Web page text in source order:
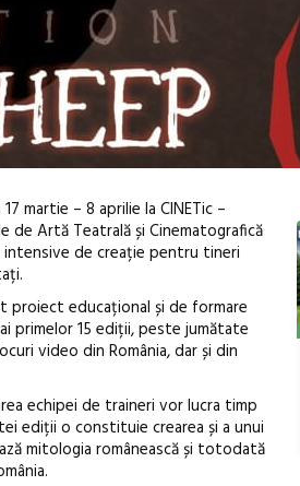
martie – 8 aprilie la CINETic –
de Artă Teatrală și Cinematografică
intensive de creație pentru tineri
proiect educațional și de formare
primelor 15 ediții, peste jumătate
video din România, dar și din
echipei de traineri vor lucra timp
ediții o constituie crearea și a unui
mitologia românească și totodată
Festivalul Cinemascop
ediție